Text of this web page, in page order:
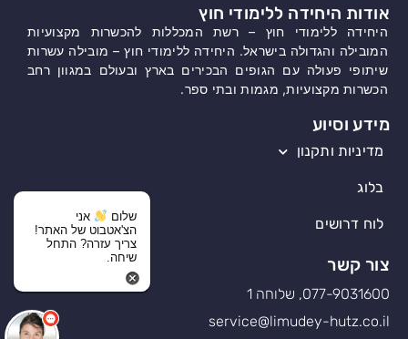
אודות היחידה ללימודי חוץ
היחידה ללימודי חוץ – רשת המכללות להכשרות מקצועיות
המובילה והגדולה בישראל. היחידה ללימודי חוץ – מובילה עשרות
שיתופי פעולה עם הגופים הבכירים בארץ ובעולם במגוון רחב
הכשרות מקצועיות, מגמות ובתי ספר.
מידע וסיוע
מדיניות ותקנון
בלוג
לוח דרושים
צור קשר
077-9031600, שלוחה 1
service@limudey-hutz.co.il
שלום
אני
הצ'אטבוט של האתר!
צריך עזרה? התחל
שיחה.